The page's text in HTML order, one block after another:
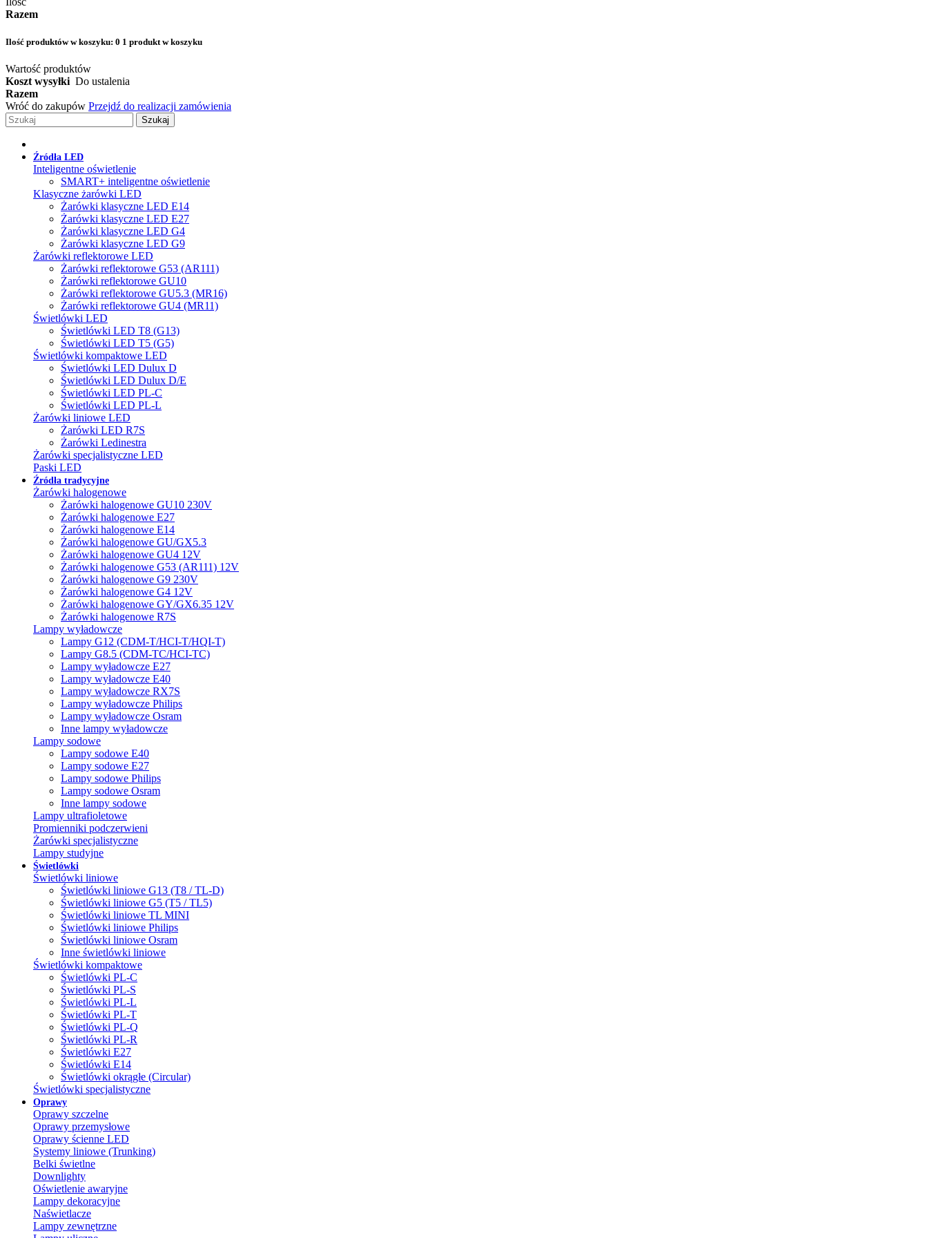
Razem
Ilość produktów w koszyku: 0 1 produkt w koszyku
Wartość produktów
Koszt wysyłki Do ustalenia
Razem
Wróć do zakupów Przejdź do realizacji zamówienia
Szukaj
Źródła LED
Inteligentne oświetlenie
SMART+ inteligentne oświetlenie
Klasyczne żarówki LED
Żarówki klasyczne LED E14
Żarówki klasyczne LED E27
Żarówki klasyczne LED G4
Żarówki klasyczne LED G9
Żarówki reflektorowe LED
Żarówki reflektorowe G53 (AR111)
Żarówki reflektorowe GU10
Żarówki reflektorowe GU5.3 (MR16)
Żarówki reflektorowe GU4 (MR11)
Świetlówki LED
Świetlówki LED T8 (G13)
Świetlówki LED T5 (G5)
Świetlówki kompaktowe LED
Świetlówki LED Dulux D
Świetlówki LED Dulux D/E
Świetlówki LED PL-C
Świetlówki LED PL-L
Żarówki liniowe LED
Żarówki LED R7S
Żarówki Ledinestra
Żarówki specjalistyczne LED
Paski LED
Źródła tradycyjne
Żarówki halogenowe
Żarówki halogenowe GU10 230V
Żarówki halogenowe E27
Żarówki halogenowe E14
Żarówki halogenowe GU/GX5.3
Żarówki halogenowe GU4 12V
Żarówki halogenowe G53 (AR111) 12V
Żarówki halogenowe G9 230V
Żarówki halogenowe G4 12V
Żarówki halogenowe GY/GX6.35 12V
Żarówki halogenowe R7S
Lampy wyładowcze
Lampy G12 (CDM-T/HCI-T/HQI-T)
Lampy G8.5 (CDM-TC/HCI-TC)
Lampy wyładowcze E27
Lampy wyładowcze E40
Lampy wyładowcze RX7S
Lampy wyładowcze Philips
Lampy wyładowcze Osram
Inne lampy wyładowcze
Lampy sodowe
Lampy sodowe E40
Lampy sodowe E27
Lampy sodowe Philips
Lampy sodowe Osram
Inne lampy sodowe
Lampy ultrafioletowe
Promienniki podczerwieni
Żarówki specjalistyczne
Lampy studyjne
Świetlówki
Świetlówki liniowe
Świetlówki liniowe G13 (T8 / TL-D)
Świetlówki liniowe G5 (T5 / TL5)
Świetlówki liniowe TL MINI
Świetlówki liniowe Philips
Świetlówki liniowe Osram
Inne świetlówki liniowe
Świetlówki kompaktowe
Świetlówki PL-C
Świetlówki PL-S
Świetlówki PL-L
Świetlówki PL-T
Świetlówki PL-Q
Świetlówki PL-R
Świetlówki E27
Świetlówki E14
Świetlówki okrągłe (Circular)
Świetlówki specjalistyczne
Oprawy
Oprawy szczelne
Oprawy przemysłowe
Oprawy ścienne LED
Systemy liniowe (Trunking)
Belki świetlne
Downlighty
Oświetlenie awaryjne
Lampy dekoracyjne
Naświetlacze
Lampy zewnętrzne